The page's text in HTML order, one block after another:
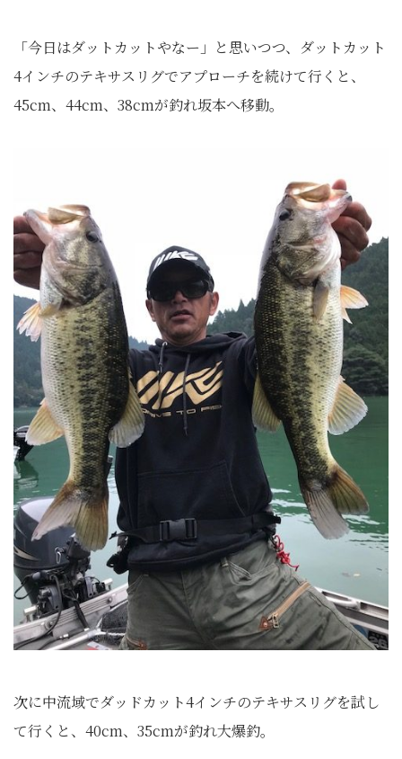
「今日はダットカットやなー」と思いつつ、ダットカット
4インチのテキサスリグでアプローチを続けて行くと、
45cm、44cm、38cmが釣れ坂本へ移動。
次に中流域でダッドカット4インチのテキサスリグを試し
て行くと、40cm、35cmが釣れ大爆釣。